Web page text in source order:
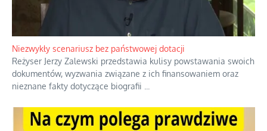
Niezwykły scenariusz bez państwowej dotacji
Reżyser Jerzy Zalewski przedstawia kulisy powstawania swoich
dokumentów, wyzwania związane z ich finansowaniem oraz
nieznane fakty dotyczące biografii